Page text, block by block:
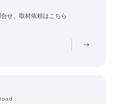
せ、取材依頼はこちら